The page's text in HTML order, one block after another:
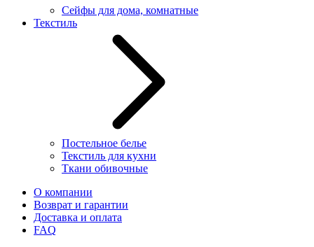
Сейфы для дома, комнатные
Текстиль
Постельное белье
Текстиль для кухни
Ткани обивочные
О компании
Возврат и гарантии
Доставка и оплата
FAQ